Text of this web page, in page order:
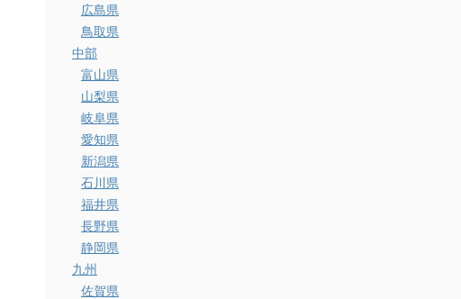
広島県
鳥取県
中部
富山県
山梨県
岐阜県
愛知県
新潟県
石川県
福井県
長野県
静岡県
九州
佐賀県